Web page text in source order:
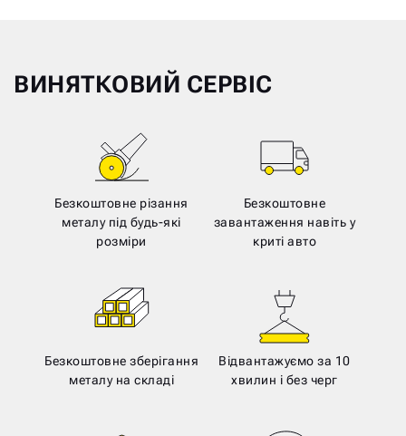
ВИНЯТКОВИЙ СЕРВІС
Безкоштовне різання
металу під будь-які
розміри
Безкоштовне
завантаження навіть у
криті авто
Безкоштовне зберігання
металу на складі
Відвантажуємо за 10
хвилин і без черг